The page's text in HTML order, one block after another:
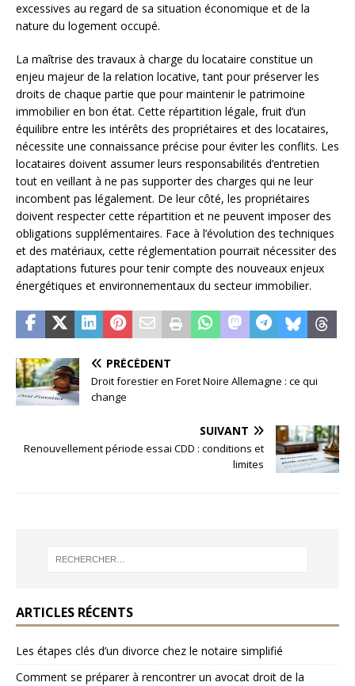
excessives au regard de sa situation économique et de la
nature du logement occupé.
La maîtrise des travaux à charge du locataire constitue un
enjeu majeur de la relation locative, tant pour préserver les
droits de chaque partie que pour maintenir le patrimoine
immobilier en bon état. Cette répartition légale, fruit d’un
équilibre entre les intérêts des propriétaires et des locataires,
nécessite une connaissance précise pour éviter les conflits. Les
locataires doivent assumer leurs responsabilités d’entretien
tout en veillant à ne pas supporter des charges qui ne leur
incombent pas légalement. De leur côté, les propriétaires
doivent respecter cette répartition et ne peuvent imposer des
obligations supplémentaires. Face à l’évolution des techniques
et des matériaux, cette réglementation pourrait nécessiter des
adaptations futures pour tenir compte des nouveaux enjeux
énergétiques et environnementaux du secteur immobilier.
PRÉCÉDENT
Droit forestier en Foret Noire Allemagne : ce qui
change
SUIVANT
Renouvellement période essai CDD : conditions et
limites
ARTICLES RÉCENTS
Les étapes clés d’un divorce chez le notaire simplifié
Comment se préparer à rencontrer un avocat droit de la